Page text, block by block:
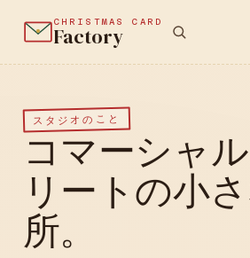
CHRISTMAS CARD
Factory
スタジオのこと
コマーシャ
リートの小
所。